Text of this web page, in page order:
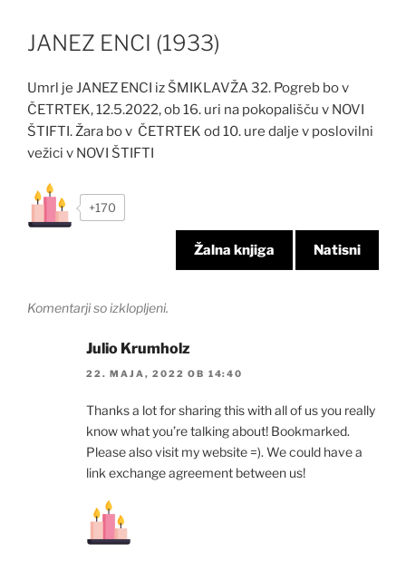
JANEZ ENCI (1933)
Umrl je JANEZ ENCI iz ŠMIKLAVŽA 32. Pogreb bo v
ČETRTEK, 12.5.2022, ob 16. uri na pokopališču v NOVI
ŠTIFTI. Žara bo v ČETRTEK od 10. ure dalje v poslovilni
vežici v NOVI ŠTIFTI
+170
Žalna knjiga Natisni
Julio Krumholz
22. MAJA, 2022 OB 14:40
Thanks a lot for sharing this with all of us you really
know what you’re talking about! Bookmarked.
Please also visit my website =). We could have a
link exchange agreement between us!
Komentarji so izklopljeni.